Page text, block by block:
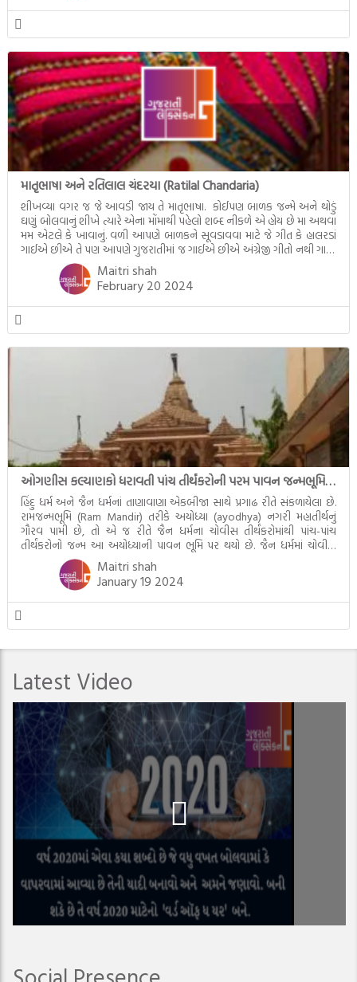
માતૃભાષા અને રતિલાલ ચંદરયા (Ratilal Chandaria)
શીખવ્યા વગર જ જે આવડી જાય તે માતૃભાષા. કોઈપણ બાળક જન્મે અને થોડું
ઘણું બોલવાનું શીખે ત્યારે એના મોંમાથી પહેલો શબ્દ નીકળે એ હોય છે મા અથવા
મમ એટલે કે ખાવાનું. વળી આપણે બાળકને સૂવડાવવા માટે જે ગીત કે હાલરડાં
ગાઈએ છીએ તે પણ આપણે ગુજરાતીમાં જ ગાઈએ છીએ અંગ્રેજી ગીતો નથી ગાતા.
આમ બાળકને […]
Maitri shah
February 20 2024
ઓગણીસ કલ્યાણકો ધરાવતી પાંચ તીર્થંકરોની પરમ પાવન જન્મભૂમિ – અયોધ્યા (Ayodhya)
હિંદુ ધર્મ અને જૈન ધર્મનાં તાણાવાણા એકબીજા સાથે પ્રગાઢ રીતે સંકળાયેલા છે.
રામજન્મભૂમિ (Ram Mandir) તરીકે અયોધ્યા (ayodhya) નગરી મહાતીર્થનું
ગૌરવ પામી છે, તો એ જ રીતે જૈન ધર્મના ચોવીસ તીર્થંકરોમાંથી પાંચ-પાંચ
તીર્થંકરોનો જન્મ આ અયોધ્યાની પાવન ભૂમિ પર થયો છે. જૈન ધર્મમાં ચોવીસ
તીર્થંકરોમાંથી પાંચ-પાંચ તીર્થંકરોનાં કલ્યાણકો અહીં આવ્યાં છે. દરેક તીર્થંકરના
જીવનની ચ્યવન(માતાના […]
Maitri shah
January 19 2024
Latest Video